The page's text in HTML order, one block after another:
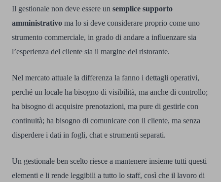
Il gestionale non deve essere un semplice supporto
amministrativo ma lo si deve considerare proprio come uno
strumento commerciale, in grado di andare a influenzare sia
l’esperienza del cliente sia il margine del ristorante.
Nel mercato attuale la differenza la fanno i dettagli operativi,
perché un locale ha bisogno di visibilità, ma anche di controllo;
ha bisogno di acquisire prenotazioni, ma pure di gestirle con
continuità; ha bisogno di comunicare con il cliente, ma senza
disperdere i dati in fogli, chat e strumenti separati.
Un gestionale ben scelto riesce a mantenere insieme tutti questi
elementi e li rende leggibili a tutto lo staff, così che il lavoro di